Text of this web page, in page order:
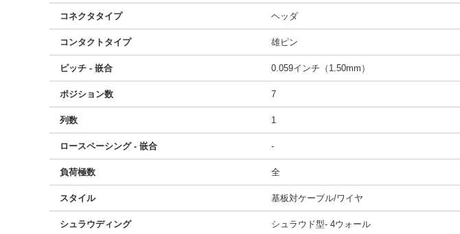
コネクタタイプ ヘッダ
コンタクトタイプ 雄ピン
ピッチ - 嵌合 0.059インチ（1.50mm）
ポジション数 7
列数 1
ロースペーシング - 嵌合 -
負荷極数 全
スタイル 基板対ケーブル/ワイヤ
シュラウディング シュラウド型- 4ウォール